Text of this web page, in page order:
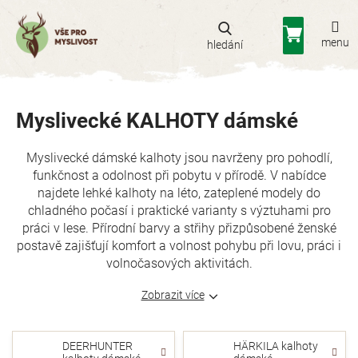
obsah
Nákupní
košík
Myslivecké KALHOTY dámské
Myslivecké dámské kalhoty jsou navrženy pro pohodlí,
funkčnost a odolnost při pobytu v přírodě. V nabídce
najdete lehké kalhoty na léto, zateplené modely do
chladného počasí i praktické varianty s výztuhami pro
práci v lese. Přírodní barvy a střihy přizpůsobené ženské
postavě zajišťují komfort a volnost pohybu při lovu, práci i
volnočasových aktivitách.
Zobrazit více
DEERHUNTER
HÄRKILA kalhoty